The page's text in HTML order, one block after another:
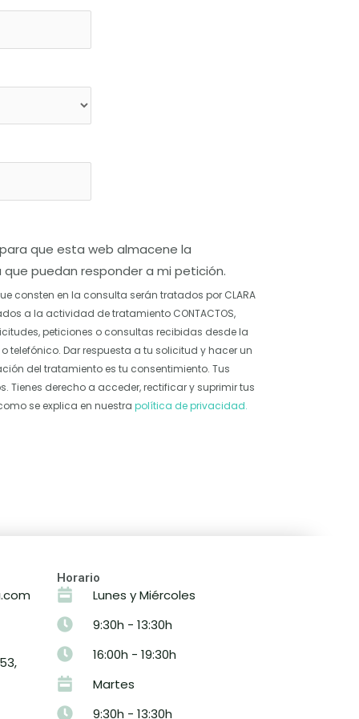
que esta web almacene la
puedan responder a mi petición.
consten en la consulta serán tratados por CLARA
a la actividad de tratamiento CONTACTOS,
peticiones o consultas recibidas desde la
telefónico. Dar respuesta a tu solicitud y hacer un
del tratamiento es tu consentimiento. Tus
Tienes derecho a acceder, rectificar y suprimir tus
se explica en nuestra política de privacidad.
Horario
Lunes y Miércoles
9:30h - 13:30h
16:00h - 19:30h
Martes
9:30h - 13:30h